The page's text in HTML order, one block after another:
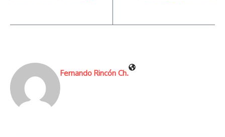
Fernando Rincón Ch.